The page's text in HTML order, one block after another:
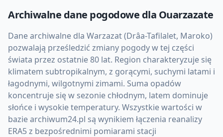
Archiwalne dane pogodowe dla Ouarzazate
Dane archiwalne dla Warzazat (Drâa-Tafilalet, Maroko)
pozwalają prześledzić zmiany pogody w tej części
świata przez ostatnie 80 lat. Region charakteryzuje się
klimatem subtropikalnym, z gorącymi, suchymi latami i
łagodnymi, wilgotnymi zimami. Suma opadów
koncentruje się w sezonie chłodnym, latem dominuje
słońce i wysokie temperatury. Wszystkie wartości w
bazie archiwum24.pl są wynikiem łączenia reanalizy
ERA5 z bezpośrednimi pomiarami stacji